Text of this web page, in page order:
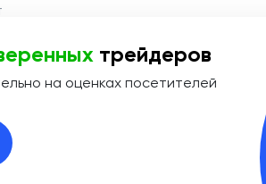
информации Эл № ФС 77-74908 от
информационных технологий и
трейдеров
на оценках посетителей